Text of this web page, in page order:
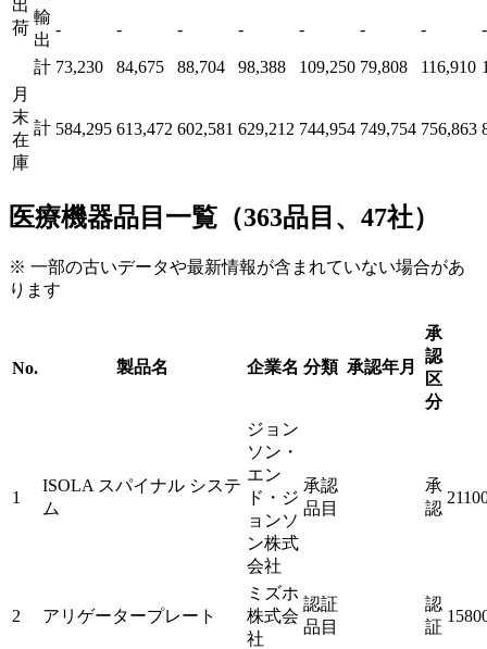
出
荷
輸
出
- - - - - - - -
計 73,230 84,675 88,704 98,388 109,250 79,808 116,910
月
末
在
庫
計 584,295 613,472 602,581 629,212 744,954 749,754 756,863
医療機器品目一覧（363品目、47社）
※ 一部の古いデータや最新情報が含まれていない場合があ
ります
No. 製品名 企業名 分類 承認年月
承
認
区
分
1
ISOLA スパイナル システ
ム
ジョン
ソン・
エン
ド・ジ
ョンソ
ン株式
会社
承認
品目
承
認
2 アリゲータープレート
ミズホ
株式会
社
認証
品目
認
証